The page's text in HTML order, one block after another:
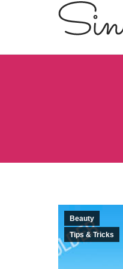
Beauty
Tips & Tricks